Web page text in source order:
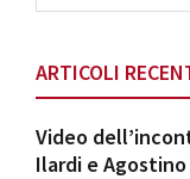
website
ARTICOLI
Video
Ilardi e